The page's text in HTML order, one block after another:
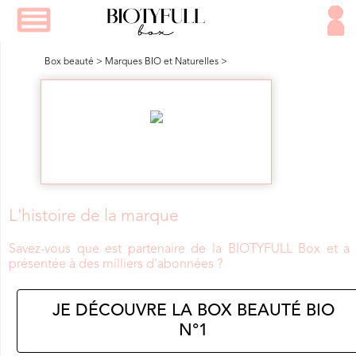
Box beauté > Marques BIO et Naturelles >
L'histoire de la marque
Savez-vous que est partenaire de la BIOTYFULL Box et a
présentée à des milliers d'abonnées ?
JE DÉCOUVRE LA BOX BEAUTÉ BIO
N°1